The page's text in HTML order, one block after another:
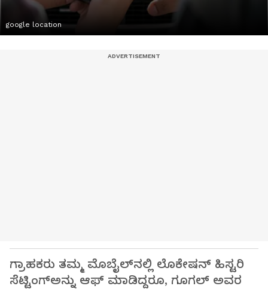
google location
ಗ್ರಾಹಕರು ತಮ್ಮ ಮೊಬೈಲ್‌ನಲ್ಲಿ ಲೊಕೇಷನ್‌ ಹಿಸ್ಟರಿ
ಸೆಟ್ಟಿಂಗ್‌ಅನ್ನು ಆಫ್‌ ಮಾಡಿದ್ದರೂ, ಗೂಗಲ್‌ ಅವರ